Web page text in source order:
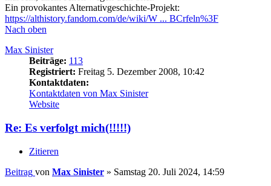
Ein provokantes Alternativgeschichte-Projekt:
https://althistory.fandom.com/de/wiki/W ... BCrfeln%3F
Nach oben
Max Sinister
Beiträge: 113
Registriert: Freitag 5. Dezember 2008, 10:42
Kontaktdaten:
Kontaktdaten von Max Sinister
Website
Re: Es verfolgt mich(!!!!!)
Zitieren
Beitrag von Max Sinister » Samstag 20. Juli 2024, 14:59